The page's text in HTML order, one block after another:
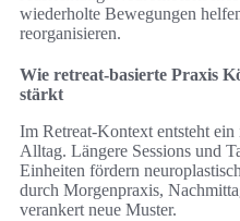
wiederholte Bewegungen
reorganisieren.
Wie retreat-basierte Praxis
stärkt
Im Retreat-Kontext entsteht
Alltag. Längere Sessions und
Einheiten fördern
durch Morgenpraxis,
verankert neue Muster.